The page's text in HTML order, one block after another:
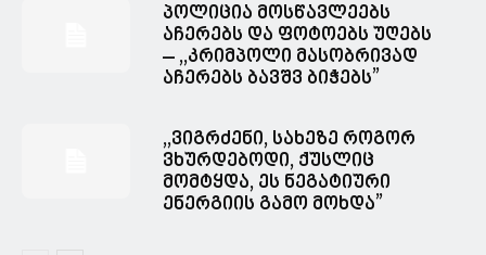
პოლიცია მოსწავლეებს
აჩერებს და ფოტოებს უღებს
– ,,კრიმპოლი მასობრივად
აჩერებს ბავშვ ბიჭებს”
,,ვიგრძენი, სახეზე როგორ
ვხურდებოდი, ქუსლიც
მომტყდა, ეს ნეგატიური
ენერგიის გამო მოხდა”